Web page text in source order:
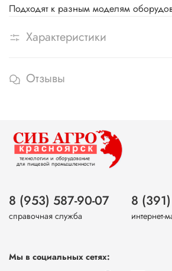
Подходят к разным моделям
Характеристики
Отзывы
8 (953) 587-90-07
справочная служба
8
интернет-
Мы в социальных сетях: